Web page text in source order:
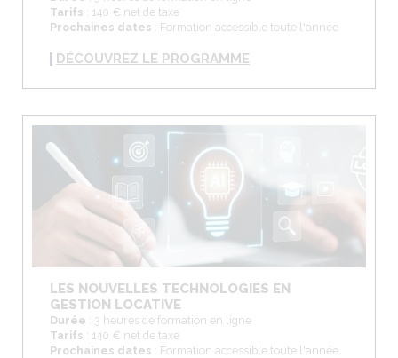
Tarifs : 140 € net de taxe
Prochaines dates : Formation accessible toute l'année
DÉCOUVREZ LE PROGRAMME
LES NOUVELLES TECHNOLOGIES EN
GESTION LOCATIVE
Durée : 3 heures de formation en ligne
Tarifs : 140 € net de taxe
Prochaines dates : Formation accessible toute l'année